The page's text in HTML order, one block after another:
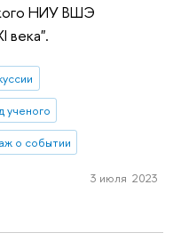
НИУ ВШЭ
века".
ученого
о событии
3 июля 2023